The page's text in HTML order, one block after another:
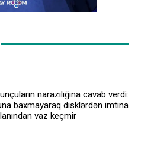
narazılığına cavab verdi:
baxmayaraq disklərdən imtina
vaz keçmir